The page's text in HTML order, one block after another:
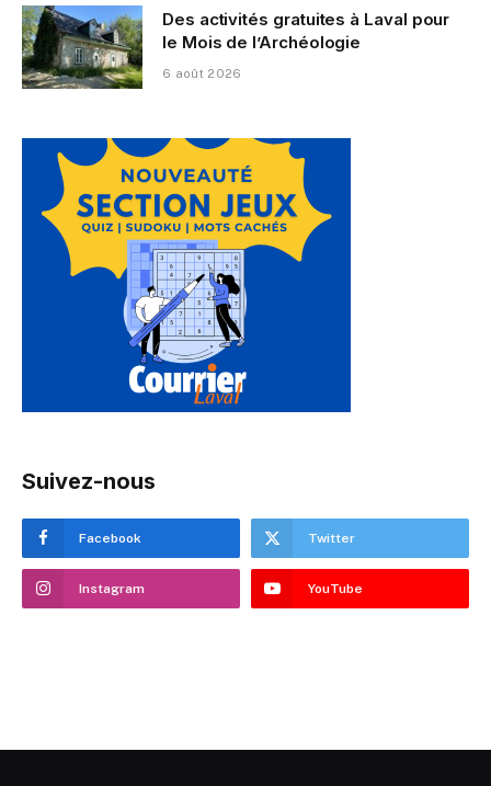
Des activités gratuites à Laval pour
le Mois de l’Archéologie
6 août 2026
Suivez-nous
Facebook Twitter
Instagram YouTube